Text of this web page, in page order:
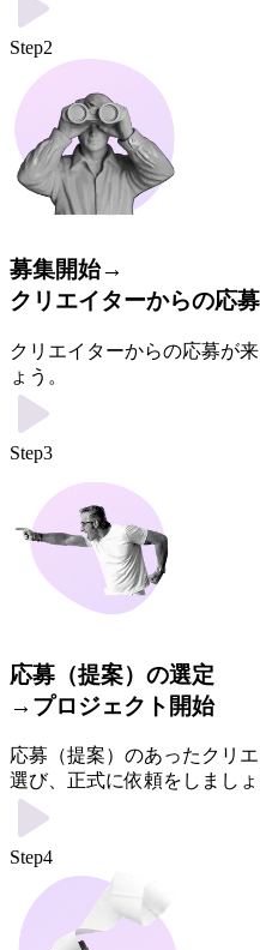
Step2
募集開始→
クリエイターからの応
クリエイターからの応募が
ょう。
Step3
応募（提案）の選定
→プロジェクト開始
応募（提案）のあったクリ
選び、正式に依頼をしましょ
Step4